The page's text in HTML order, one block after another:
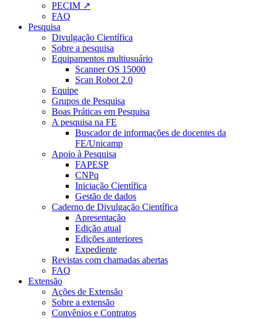
PECIM ↗
FAQ
Pesquisa
Divulgação Científica
Sobre a pesquisa
Equipamentos multiusuário
Scanner OS 15000
Scan Robot 2.0
Equipe
Grupos de Pesquisa
Boas Práticas em Pesquisa
A pesquisa na FE
Buscador de informações de docentes da
FE/Unicamp
Apoio à Pesquisa
FAPESP
CNPq
Iniciação Científica
Gestão de dados
Caderno de Divulgação Científica
Apresentação
Edição atual
Edições anteriores
Expediente
Revistas com chamadas abertas
FAQ
Extensão
Ações de Extensão
Sobre a extensão
Convênios e Contratos